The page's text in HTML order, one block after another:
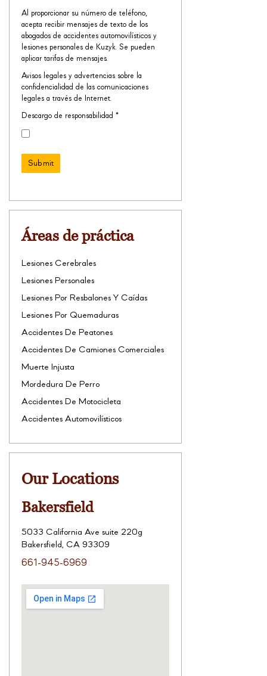
Al proporcionar su número de teléfono,
acepta recibir mensajes de texto de los
abogados de accidentes automovilísticos y
lesiones personales de Kuzyk. Se pueden
aplicar tarifas de mensajes.
Avisos legales y advertencias sobre la
confidencialidad de las comunicaciones
legales a través de Internet.
Descargo de responsabilidad *
Untitled
Áreas de práctica
Lesiones Cerebrales
Lesiones Personales
Lesiones Por Resbalones Y Caídas
Lesiones Por Quemaduras
Accidentes De Peatones
Accidentes De Camiones Comerciales
Muerte Injusta
Mordedura De Perro
Accidentes De Motocicleta
Accidentes Automovilísticos
Our Locations
Bakersfield
5033 California Ave suite 220g
Bakersfield, CA 93309
661-945-6969